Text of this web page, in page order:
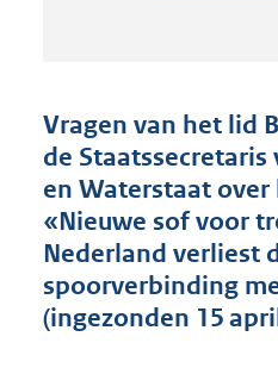
Vragen van het lid
de
en Waterstaat
«Nieuwe sof voor
Nederland verliest
spoorverbinding
(ingezonden 15